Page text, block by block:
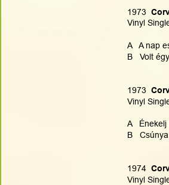
1973
Vinyl
A   A nap
B   Volt
1973
Vinyl
A
B
1974
Vinyl